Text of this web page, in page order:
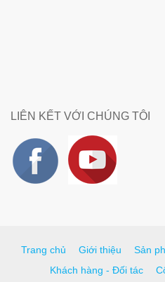
LIÊN KẾT VỚI CHÚNG TÔI
Trang chủ Giới thiệu Sản
Khách hàng - Đối tác